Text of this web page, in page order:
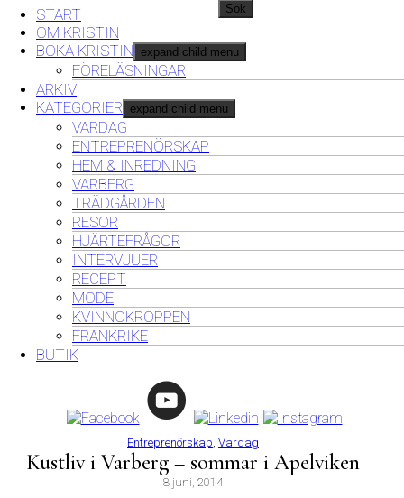
START
OM KRISTIN
BOKA KRISTIN
expand child menu
FÖRELÄSNINGAR
ARKIV
KATEGORIER
expand child menu
VARDAG
ENTREPRENÖRSKAP
HEM & INREDNING
VARBERG
TRÄDGÅRDEN
RESOR
HJÄRTEFRÅGOR
INTERVJUER
RECEPT
MODE
KVINNOKROPPEN
FRANKRIKE
BUTIK
Sök
Entreprenörskap, Vardag
Kustliv i Varberg – sommar i Apelviken
8 juni, 2014